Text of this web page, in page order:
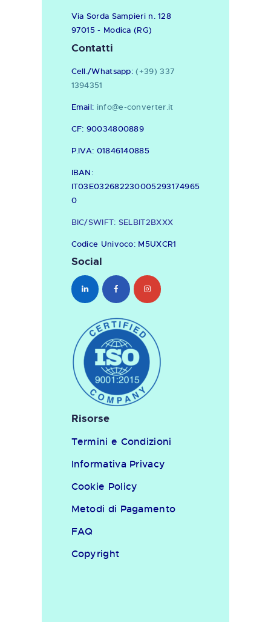
Via Sorda Sampieri n. 128
97015 - Modica (RG)
Contatti
Cell./Whatsapp:(+39) 337
1394351
Email: info@e-converter.it
CF: 90034800889
P.IVA: 01846140885
IBAN:
IT03E032682230005293174965
0
BIC/SWIFT: SELBIT2BXXX
Codice Univoco: M5UXCR1
Social
Risorse
Termini e Condizioni
Informativa Privacy
Cookie Policy
Metodi di Pagamento
FAQ
Copyright